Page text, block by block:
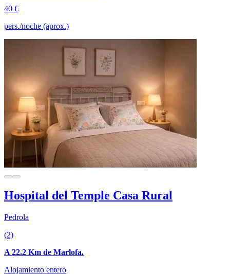
40 €
pers./noche (aprox.)
Hospital del Temple Casa Rural
Pedrola
(2)
A 22.2 Km de Marlofa.
Alojamiento entero